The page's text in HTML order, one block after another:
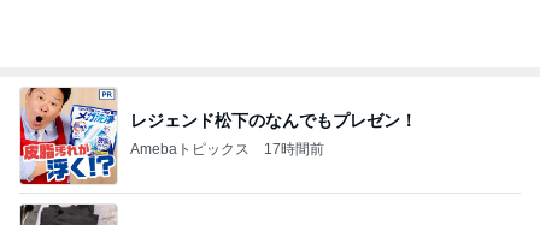
レジェンド松下のなんでもプレゼン！
Amebaトピックス 17時間前